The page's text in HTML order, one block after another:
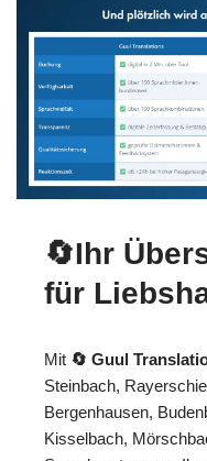
🔄Ihr
für
Mit 🔄 Guul
Steinbach,
Bergenhausen,
Kisselbach,